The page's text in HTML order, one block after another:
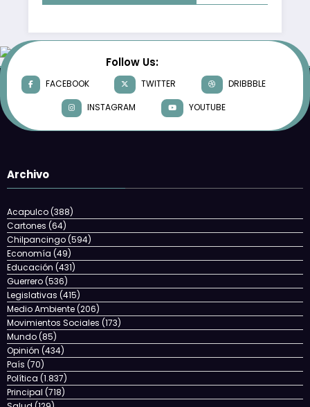
Follow Us:
FACEBOOK TWITTER
DRIBBBLE
INSTAGRAM
YOUTUBE
Archivo
Acapulco(388)
Cartones (64)
Chilpancingo(594)
Economía (49)
Educación (431)
Guerrero(536)
Legislativas (415)
Medio Ambiente(206)
Movimientos Sociales (173)
Mundo(85)
Opinión (434)
País (70)
Política (1.837)
Principal (718)